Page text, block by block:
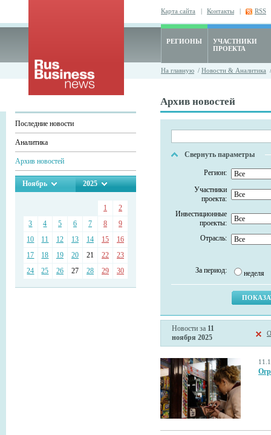
Карта сайта | Контакты | RSS
РЕГИОНЫ
УЧАСТНИКИ
ПРОЕКТА
На главную / Новости & Аналитика
Последние новости
Аналитика
Архив новостей
Ноябрь 2025
1
2
3
4 5 6 7 8
9
10
11 12 13 14 15
16
17
18 19 20 21 22
23
24
25 26 27 28 29 30
Архив новостей
Свернуть параметры
Регион:
Участники
проекта:
Инвестиционные
проекты:
Отрасль:
За период: неделя
Новости за 11
ноября 2025